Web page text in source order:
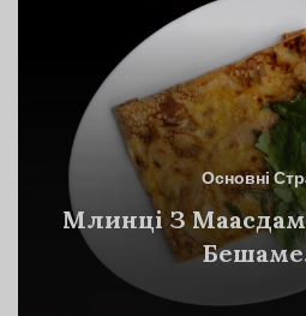
Основні
Млинці З